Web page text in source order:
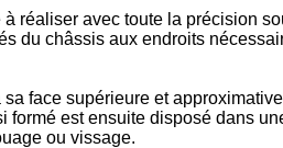
réaliser avec toute la précision
du châssis aux endroits
face supérieure et
est ensuite disposé dans
ou vissage.